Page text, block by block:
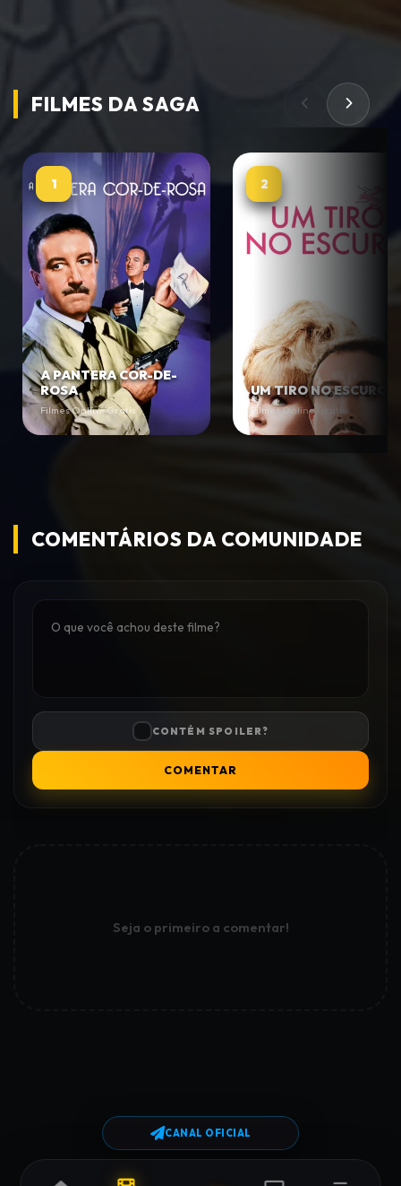
FILMES DASAGA
1
A PANTERA COR-DE-
ROSA
Filmes Online Gratis
2
UM TIRO NO ESCURO
Filmes Online Gratis
COMENTÁRIOS DA COMUNIDADE
CONTÉM SPOILER?
COMENTAR
Seja o primeiro a comentar!
CANAL OFICIAL